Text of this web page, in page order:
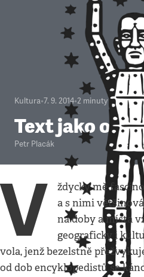
Kultura•7. 9. 2014•2 minuty
Text jako
Petr Placák
V
ždycky mě
a s nimi
na doby a místa
geograficky i
vola, jenž bezelstně
od dob encyklopedistů se